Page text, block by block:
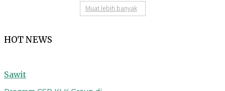
Muat lebih banyak
HOT NEWS
Sawit